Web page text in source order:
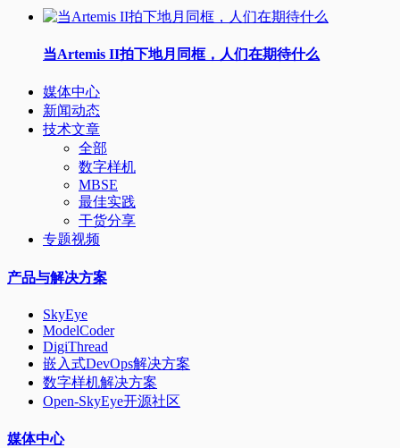
当Artemis II拍下地月同框，人们在期待什么
媒体中心
新闻动态
技术文章
全部
数字样机
MBSE
最佳实践
干货分享
专题视频
产品与解决方案
SkyEye
ModelCoder
DigiThread
嵌入式DevOps解决方案
数字样机解决方案
Open-SkyEye开源社区
媒体中心